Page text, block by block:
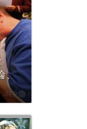
、